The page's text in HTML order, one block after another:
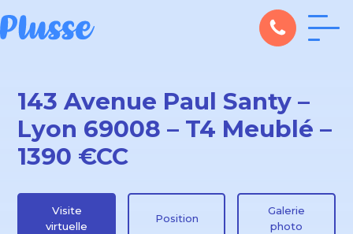
143 Avenue Paul Santy –
Lyon 69008 – T4 Meublé –
1390 €CC
Visite
virtuelle
Position
Galerie
photo